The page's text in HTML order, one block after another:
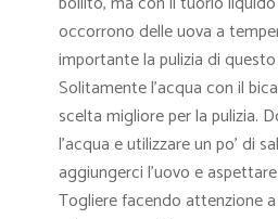
occorrono delle uova a
importante la pulizia di
Solitamente l’acqua con il
scelta migliore per la pulizia.
l’acqua e utilizzare un po’ di
aggiungerci l’uovo e
Togliere facendo attenzione